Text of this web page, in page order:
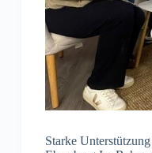
Starke